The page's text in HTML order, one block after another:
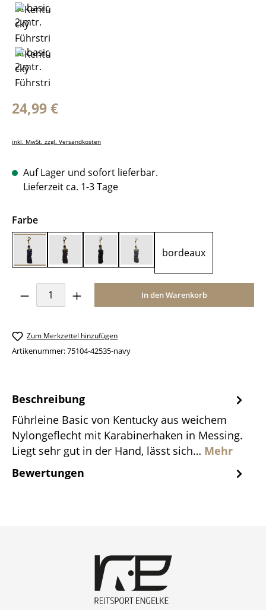
Regulärer Preis:
24,99 €
inkl. MwSt. zzgl. Versandkosten
Auf Lager und sofort lieferbar.
Lieferzeit ca. 1-3 Tage
Farbeauswählen
navy braun schwarzgrau bordeaux
Produkt Anzahl: Gib den gewünschten
In den Warenkorb
Zum Merkzettel hinzufügen
Artikenummer:75104-42535-navy
Beschreibung
Führleine Basic von Kentucky aus weichem
Nylongeflecht mit Karabinerhaken in Messing.
Liegt sehr gut in der Hand, lässt sich… Mehr
Bewertungen